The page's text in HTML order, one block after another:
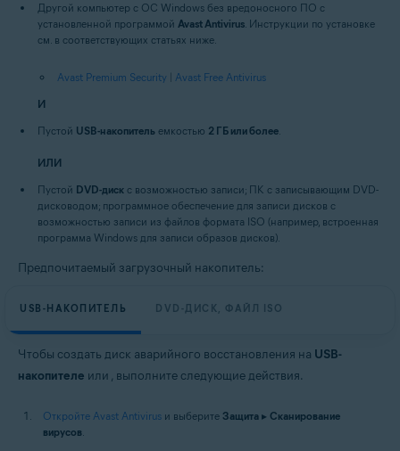
Другой компьютер с ОС Windows без вредоносного ПО с
установленной программой Avast Antivirus. Инструкции по установке
см. в соответствующих статьях ниже.
Avast Premium Security
Avast Free Antivirus
И
Пустой USB-накопитель емкостью 2 ГБ или более.
ИЛИ
Пустой DVD-диск с возможностью записи; ПК с записывающим DVD-
дисководом; программное обеспечение для записи дисков с
возможностью записи из файлов формата ISO (например, встроенная
программа Windows для записи образов дисков).
Предпочитаемый загрузочный накопитель:
USB-НАКОПИТЕЛЬ DVD-ДИСК, ФАЙЛ ISO
Чтобы создать диск аварийного восстановления на USB-
накопителе или , выполните следующие действия.
Откройте Avast Antivirus и выберите Защита ▸ Сканирование
вирусов.